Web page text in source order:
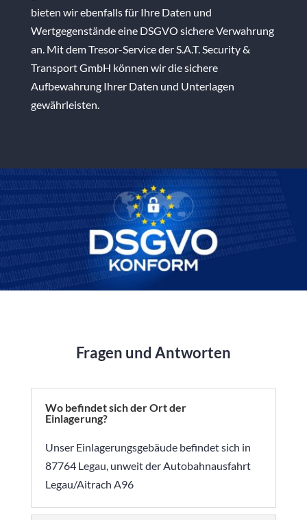
bieten wir ebenfalls für Ihre Daten und
Wertgegenstände eine DSGVO sichere Verwahrung
an. Mit dem Tresor-Service der S.A.T. Security &
Transport GmbH können wir die sichere
Aufbewahrung Ihrer Daten und Unterlagen
gewährleisten.
Fragen und Antworten
Wo befindet sich der Ort der
Einlagerung?
Unser Einlagerungsgebäude befindet sich in
87764 Legau, unweit der Autobahnausfahrt
Legau/Aitrach A96